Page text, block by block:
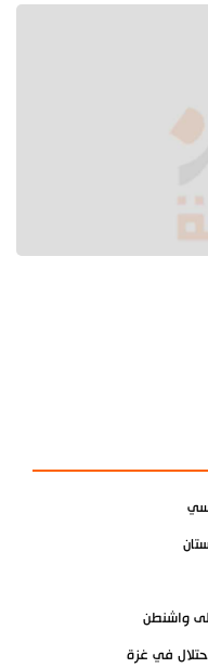
واشنطن
في غزة